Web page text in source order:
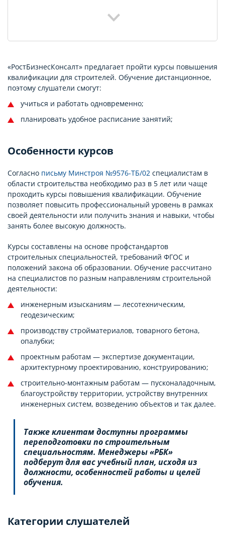
«РостБизнесКонсалт» предлагает пройти курсы повышения
квалификации для строителей. Обучение дистанционное,
поэтому слушатели смогут:
учиться и работать одновременно;
планировать удобное расписание занятий;
Особенности курсов
Согласно письму Минстроя №9576-ТБ/02 специалистам в
области строительства необходимо раз в 5 лет или чаще
проходить курсы повышения квалификации. Обучение
позволяет повысить профессиональный уровень в рамках
своей деятельности или получить знания и навыки, чтобы
занять более высокую должность.
Курсы составлены на основе профстандартов
строительных специальностей, требований ФГОС и
положений закона об образовании. Обучение рассчитано
на специалистов по разным направлениям строительной
деятельности:
инженерным изысканиям — лесотехническим,
геодезическим;
производству стройматериалов, товарного бетона,
опалубки;
проектным работам — экспертизе документации,
архитектурному проектированию, конструированию;
строительно-монтажным работам — пусконаладочным,
благоустройству территории, устройству внутренних
инженерных систем, возведению объектов и так далее.
Также клиентам доступны программы
переподготовки по строительным
специальностям. Менеджеры «РБК»
подберут для вас учебный план, исходя из
должности, особенностей работы и целей
обучения.
Категории слушателей